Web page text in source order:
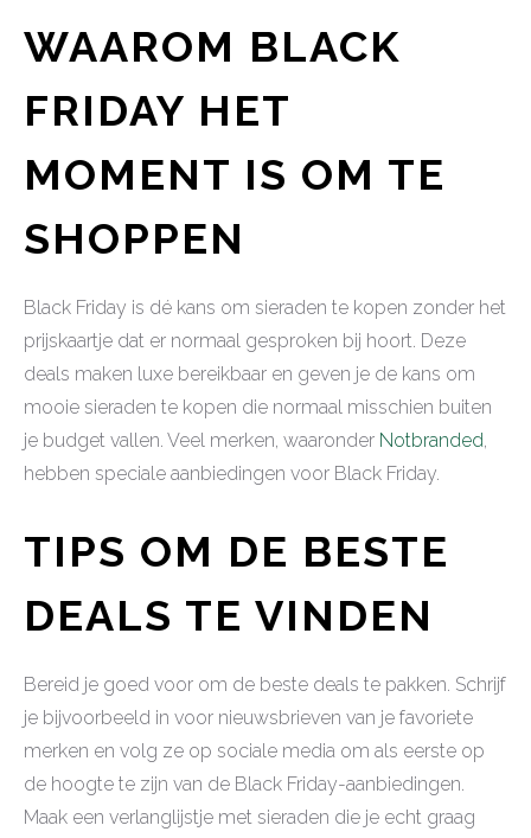
WAAROM BLACK
FRIDAY HET
MOMENT IS OM TE
SHOPPEN
Black Friday is dé kans om sieraden te kopen zonder het
prijskaartje dat er normaal gesproken bij hoort. Deze
deals maken luxe bereikbaar en geven je de kans om
mooie sieraden te kopen die normaal misschien buiten
je budget vallen. Veel merken, waaronder Notbranded,
hebben speciale aanbiedingen voor Black Friday.
TIPS OM DE BESTE
DEALS TE VINDEN
Bereid je goed voor om de beste deals te pakken. Schrijf
je bijvoorbeeld in voor nieuwsbrieven van je favoriete
merken en volg ze op sociale media om als eerste op
de hoogte te zijn van de Black Friday-aanbiedingen.
Maak een verlanglijstje met sieraden die je echt graag